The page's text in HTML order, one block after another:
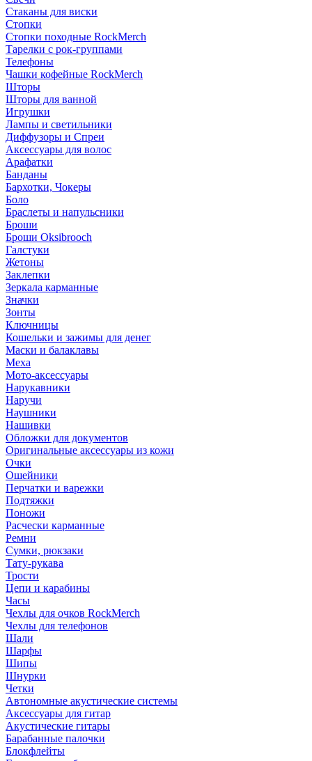
Стаканы для виски
Стопки
Стопки походные RockMerch
Тарелки с рок-группами
Телефоны
Чашки кофейные RockMerch
Шторы
Шторы для ванной
Игрушки
Лампы и светильники
Диффузоры и Спреи
Аксессуары для волос
Арафатки
Банданы
Бархотки, Чокеры
Боло
Браслеты и напульсники
Броши
Броши Oksibrooch
Галстуки
Жетоны
Заклепки
Зеркала карманные
Значки
Зонты
Ключницы
Кошельки и зажимы для денег
Маски и балаклавы
Меха
Мото-аксессуары
Нарукавники
Наручи
Наушники
Нашивки
Обложки для документов
Оригинальные аксессуары из кожи
Очки
Ошейники
Перчатки и варежки
Подтяжки
Поножи
Расчески карманные
Ремни
Сумки, рюкзаки
Тату-рукава
Трости
Цепи и карабины
Часы
Чехлы для очков RockMerch
Чехлы для телефонов
Шали
Шарфы
Шипы
Шнурки
Четки
Автономные акустические системы
Аксессуары для гитар
Акустические гитары
Барабанные палочки
Блокфлейты